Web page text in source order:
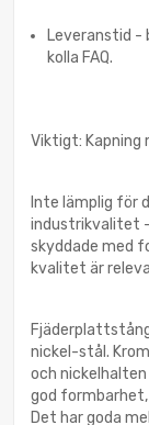
Leveranstid -
kolla FAQ.
Viktigt:
Inte lämplig för
industrikvalitet
skyddade med
kvalitet är
nickel-stål.
och
god
Det har goda